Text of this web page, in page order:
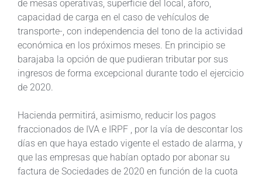
de mesas operativas, superficie del local, aforo,
capacidad de carga en el caso de vehículos de
transporte-, con independencia del tono de la actividad
económica en los próximos meses. En principio se
barajaba la opción de que pudieran tributar por sus
ingresos de forma excepcional durante todo el ejercicio
de 2020.
Hacienda permitirá, asimismo, reducir los pagos
fraccionados de IVA e IRPF , por la vía de descontar los
días en que haya estado vigente el estado de alarma, y
que las empresas que habían optado por abonar su
factura de Sociedades de 2020 en función de la cuota